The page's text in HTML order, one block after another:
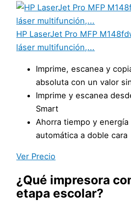
HP LaserJet Pro MFP
láser multifunción,...
Imprime, escanea y
absoluta con un valor
Imprime y escanea
Smart
Ahorra tiempo y
automática a doble cara
Ver Precio
¿Qué impresora
etapa escolar?